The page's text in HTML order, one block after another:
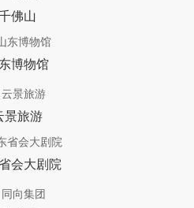
佛山
博物馆
景旅游
会大剧院